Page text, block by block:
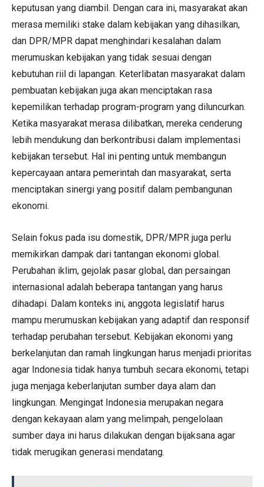
keputusan yang diambil. Dengan cara ini, masyarakat akan
merasa memiliki stake dalam kebijakan yang dihasilkan,
dan DPR/MPR dapat menghindari kesalahan dalam
merumuskan kebijakan yang tidak sesuai dengan
kebutuhan riil di lapangan. Keterlibatan masyarakat dalam
pembuatan kebijakan juga akan menciptakan rasa
kepemilikan terhadap program-program yang diluncurkan.
Ketika masyarakat merasa dilibatkan, mereka cenderung
lebih mendukung dan berkontribusi dalam implementasi
kebijakan tersebut. Hal ini penting untuk membangun
kepercayaan antara pemerintah dan masyarakat, serta
menciptakan sinergi yang positif dalam pembangunan
ekonomi.
Selain fokus pada isu domestik, DPR/MPR juga perlu
memikirkan dampak dari tantangan ekonomi global.
Perubahan iklim, gejolak pasar global, dan persaingan
internasional adalah beberapa tantangan yang harus
dihadapi. Dalam konteks ini, anggota legislatif harus
mampu merumuskan kebijakan yang adaptif dan responsif
terhadap perubahan tersebut. Kebijakan ekonomi yang
berkelanjutan dan ramah lingkungan harus menjadi prioritas
agar Indonesia tidak hanya tumbuh secara ekonomi, tetapi
juga menjaga keberlanjutan sumber daya alam dan
lingkungan. Mengingat Indonesia merupakan negara
dengan kekayaan alam yang melimpah, pengelolaan
sumber daya ini harus dilakukan dengan bijaksana agar
tidak merugikan generasi mendatang.